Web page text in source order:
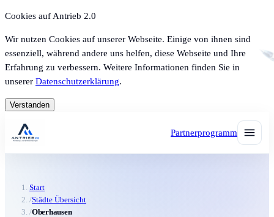
Cookies auf Antrieb 2.0
Wir nutzen Cookies auf unserer Webseite. Einige von ihnen sind
essenziell, während andere uns helfen, diese Webseite und Ihre
Erfahrung zu verbessern. Weitere Informationen finden Sie in
unserer Datenschutzerklärung.
Verstanden
Partnerprogramm
Start
/Städte Übersicht
/Oberhausen